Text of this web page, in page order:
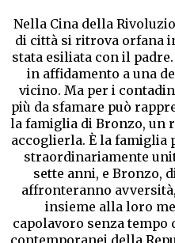
Nella Cina della
di città si ritrova orfana
stata esiliata con il
in affidamento a una
vicino. Ma per i
più da sfamare può
la famiglia di Bronzo, un
accoglierla. È la famiglia
straordinariamente
sette anni, e Bronzo,
affronteranno
insieme alla loro
capolavoro senza